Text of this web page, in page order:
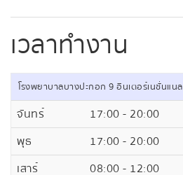
เวลาทำงาน
โรงพยาบาลบางปะกอก 9 อินเตอร์เนชั่นแนล
จันทร์
17:00 - 20:00
พุธ
17:00 - 20:00
เสาร์
08:00 - 12:00